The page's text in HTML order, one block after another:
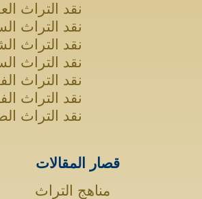
نقد التراث
نقد التراث
نقد التراث
نقد التراث
نقد التراث
نقد التراث
نقد التراث
قصار المقالات
مناهج التراث